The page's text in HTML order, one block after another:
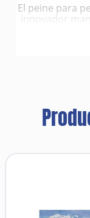
El peine para
innovador
redondeado
diestros y